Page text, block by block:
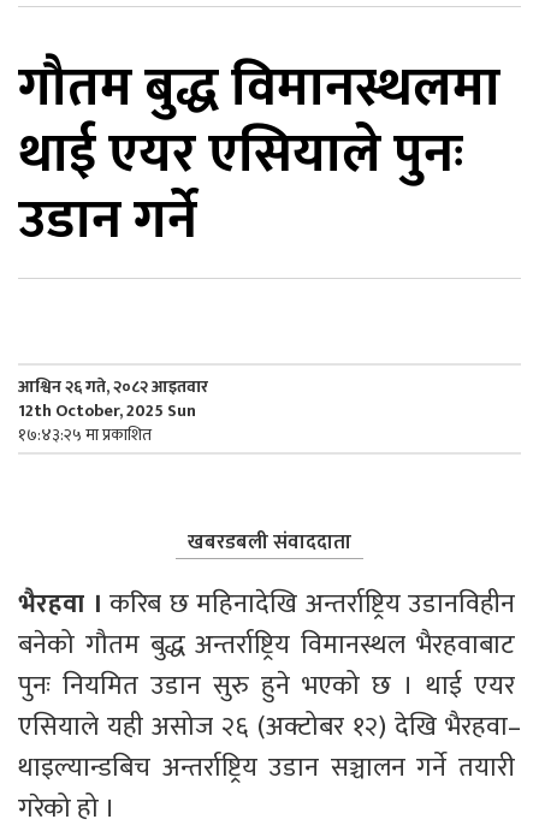
गौतम बुद्ध विमानस्थलमा
थाई एयर एसियाले पुनः
उडान गर्ने
आश्विन २६ गते, २०८२ आइतवार
12th October, 2025 Sun
१७:४३:२५ मा प्रकाशित
खबरडबली संवाददाता
भैरहवा । करिब छ महिनादेखि अन्तर्राष्ट्रिय उडानविहीन
बनेको गौतम बुद्ध अन्तर्राष्ट्रिय विमानस्थल भैरहवाबाट
पुनः नियमित उडान सुरु हुने भएको छ । थाई एयर
एसियाले यही असोज २६ (अक्टोबर १२) देखि भैरहवा–
थाइल्यान्डबिच अन्तर्राष्ट्रिय उडान सञ्चालन गर्ने तयारी
गरेको हो ।